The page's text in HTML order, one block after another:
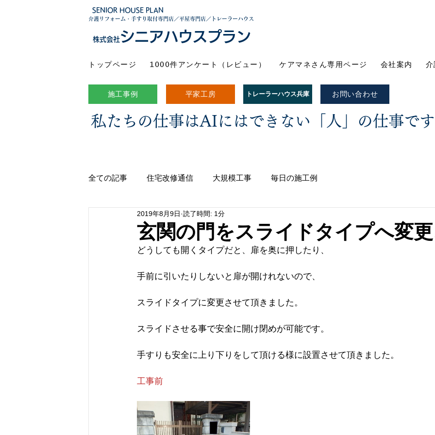
SENIOR HOUSE PLAN
介護リフォーム・手すり取付専門店／平屋専門店／トレーラーハウス
株式会社シニアハウスプラン
トップページ 1000件アンケート（レビュー） ケアマネさん専用ページ 会社案内 介
施工事例 平家工房 トレーラーハウス兵庫 お問い合わせ
私たちの仕事はAIにはできない「人」の仕事で
全ての記事 住宅改修通信 大規模工事 毎日の施工例
玄関の門をスライドタイプへ変
2019年8月9日 読了時間: 1分
どうしても開くタイプだと、扉を奥に押したり、
手前に引いたりしないと扉が開けれないので、
スライドタイプに変更させて頂きました。
スライドさせる事で安全に開け閉めが可能です。
手すりも安全に上り下りをして頂ける様に設置させて頂きました。
工事前